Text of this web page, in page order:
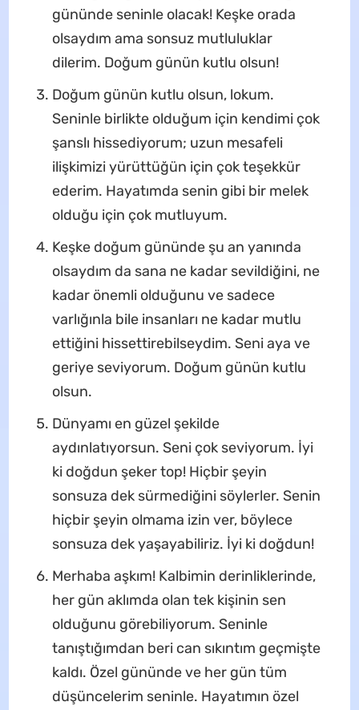
gününde seninle olacak! Keşke orada
olsaydım ama sonsuz mutluluklar
dilerim. Doğum günün kutlu olsun!
Doğum günün kutlu olsun, lokum.
Seninle birlikte olduğum için kendimi çok
şanslı hissediyorum; uzun mesafeli
ilişkimizi yürüttüğün için çok teşekkür
ederim. Hayatımda senin gibi bir melek
olduğu için çok mutluyum.
Keşke doğum gününde şu an yanında
olsaydım da sana ne kadar sevildiğini, ne
kadar önemli olduğunu ve sadece
varlığınla bile insanları ne kadar mutlu
ettiğini hissettirebilseydim. Seni aya ve
geriye seviyorum. Doğum günün kutlu
olsun.
Dünyamı en güzel şekilde
aydınlatıyorsun. Seni çok seviyorum. İyi
ki doğdun şeker top! Hiçbir şeyin
sonsuza dek sürmediğini söylerler. Senin
hiçbir şeyin olmama izin ver, böylece
sonsuza dek yaşayabiliriz. İyi ki doğdun!
Merhaba aşkım! Kalbimin derinliklerinde,
her gün aklımda olan tek kişinin sen
olduğunu görebiliyorum. Seninle
tanıştığımdan beri can sıkıntım geçmişte
kaldı. Özel gününde ve her gün tüm
düşüncelerim seninle. Hayatımın özel